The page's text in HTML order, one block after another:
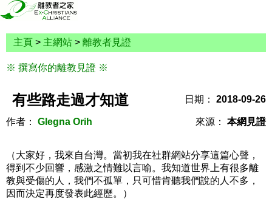
主頁 > 主網站 > 離教者見證
※ 撰寫你的離教見證 ※
有些路走過才知道 日期： 2018-09-26
作者： Glegna Orih 來源： 本網見證
（大家好，我來自台灣。當初我在社群網站分享這篇心聲，
得到不少回響，感激之情難以言喻。我知道世界上有很多離
教與受傷的人，我們不孤單，只可惜肯聽我們說的人不多，
因而決定再度發表此經歷。）